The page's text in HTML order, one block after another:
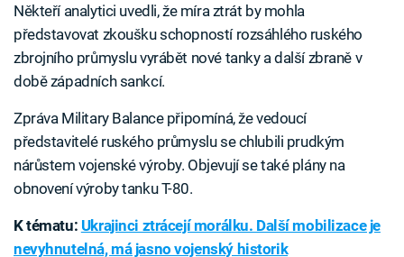
Někteří analytici uvedli, že míra ztrát by mohla
představovat zkoušku schopností rozsáhlého ruského
zbrojního průmyslu vyrábět nové tanky a další zbraně v
době západních sankcí.
Zpráva Military Balance připomíná, že vedoucí
představitelé ruského průmyslu se chlubili prudkým
nárůstem vojenské výroby. Objevují se také plány na
obnovení výroby tanku T-80.
K tématu: Ukrajinci ztrácejí morálku. Další mobilizace je
nevyhnutelná, má jasno vojenský historik